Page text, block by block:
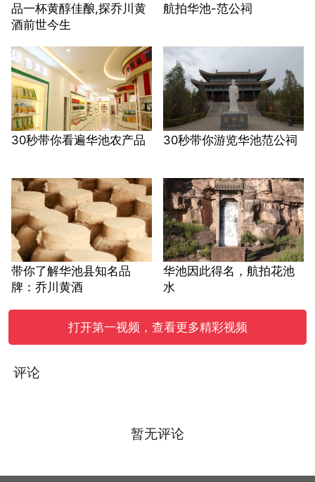
品一杯黄醇佳酿,探乔川黄
酒前世今生
航拍华池-范公祠
30秒带你看遍华池农产品 30秒带你游览华池范公祠
带你了解华池县知名品
牌：乔川黄酒
华池因此得名，航拍花池
水
打开第一视频，查看更多精彩视频
评论
暂无评论